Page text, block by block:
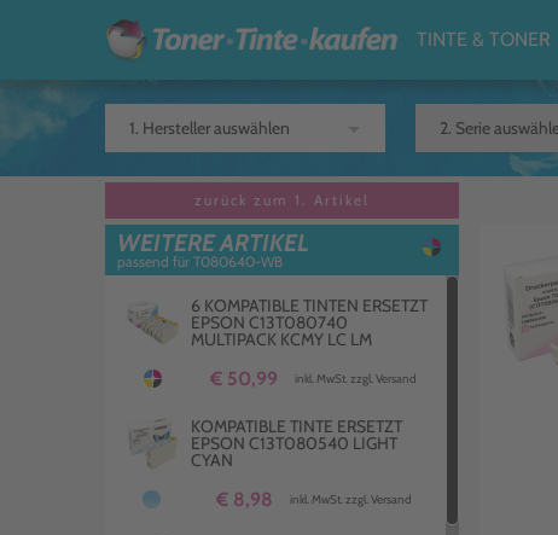
TINTE & TONER
zurück zum 1. Artikel
WEITERE ARTIKEL
passend für T080640-WB
6 KOMPATIBLE TINTEN ERSETZT
EPSON C13T080740
MULTIPACK KCMY LC LM
€ 50,99 inkl. MwSt. zzgl. Versand
KOMPATIBLE TINTE ERSETZT
EPSON C13T080540 LIGHT
CYAN
€ 8,98 inkl. MwSt. zzgl. Versand